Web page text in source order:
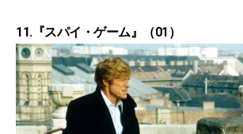
11.『スパイ・ゲーム』（01）